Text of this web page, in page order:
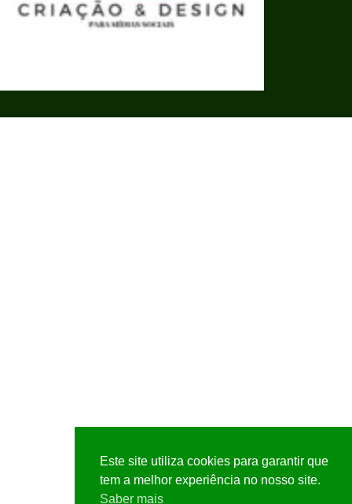
Este site utiliza cookies para garantir que
tem a melhor experiência no nosso site.
Saber mais